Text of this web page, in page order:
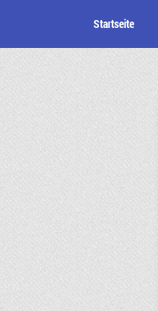
Zum
Seiteninhalt
Startseite